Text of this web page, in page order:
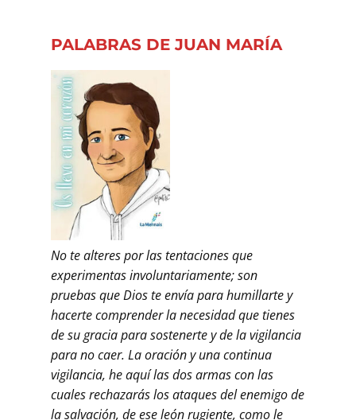
PALABRAS DE JUAN MARÍA
No te alteres por las tentaciones que
experimentas involuntariamente; son
pruebas que Dios te envía para humillarte y
hacerte comprender la necesidad que tienes
de su gracia para sostenerte y de la vigilancia
para no caer. La oración y una continua
vigilancia, he aquí las dos armas con las
cuales rechazarás los ataques del enemigo de
la salvación, de ese león rugiente, como le